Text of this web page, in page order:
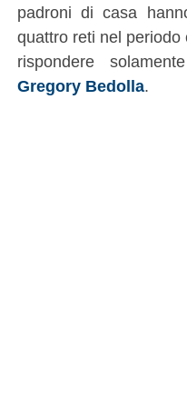
padroni di casa
quattro reti nel
rispondere
Gregory Bedolla.